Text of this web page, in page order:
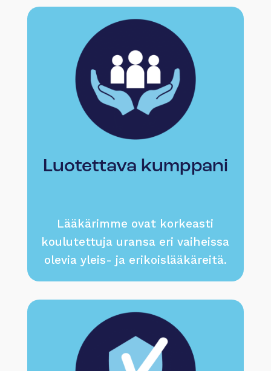
Luotettava kumppani
Lääkärimme ovat korkeasti
koulutettuja uransa eri vaiheissa
olevia yleis- ja erikoislääkäreitä.